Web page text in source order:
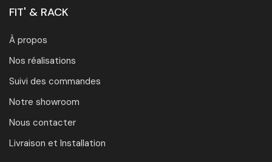
FIT' & RACK
À propos
Nos réalisations
Suivi des commandes
Notre showroom
Nous contacter
Livraison et Installation